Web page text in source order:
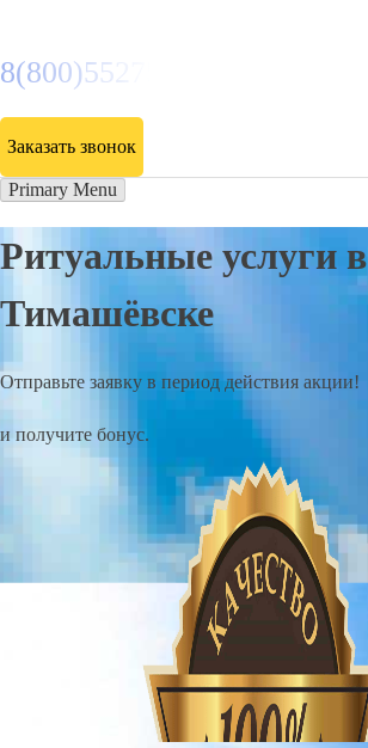
8(800)5527584
Заказать звонок
Primary Menu
Ритуальные услуги в
Тимашёвске
Отправьте заявку в период действия акции!
и получите бонус.